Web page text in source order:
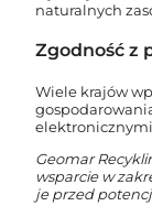
naturalnych
Zgodność z
Wiele krajów
Geomar
wsparcie w
je przed